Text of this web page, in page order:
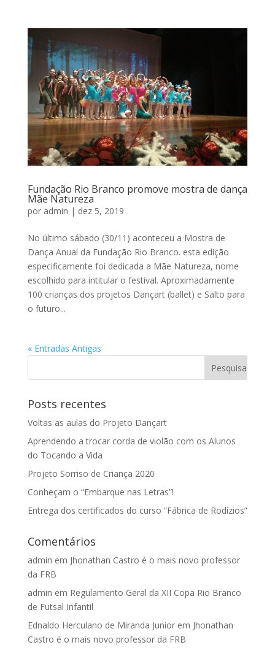
Fundação Rio Branco promove mostra de dança
Mãe Natureza
por admin | dez 5, 2019
No último sábado (30/11) aconteceu a Mostra de
Dança Anual da Fundação Rio Branco. esta edição
especificamente foi dedicada a Mãe Natureza, nome
escolhido para intitular o festival. Aproximadamente
100 crianças dos projetos Dançart (ballet) e Salto para
o futuro...
« Entradas Antigas
Posts recentes
Voltas as aulas do Projeto Dançart
Aprendendo a trocar corda de violão com os Alunos
do Tocando a Vida
Projeto Sorriso de Criança 2020
Conheçam o “Embarque nas Letras”!
Entrega dos certificados do curso “Fábrica de Rodízios”
Comentários
admin em Jhonathan Castro é o mais novo professor
da FRB
admin em Regulamento Geral da XII Copa Rio Branco
de Futsal Infantil
Ednaldo Herculano de Miranda Juniorem Jhonathan
Castro é o mais novo professor da FRB